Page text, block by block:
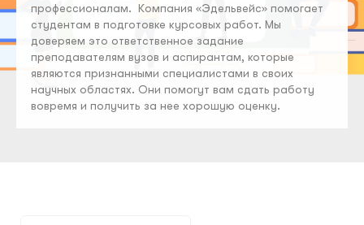
профессионалам. Компания «Эдельвейс» помогает
студентам в подготовке курсовых работ. Мы
доверяем это ответственное задание
преподавателям вузов и аспирантам, которые
являются признанными специалистами в своих
научных областях. Они помогут вам сдать работу
вовремя и получить за нее хорошую оценку.